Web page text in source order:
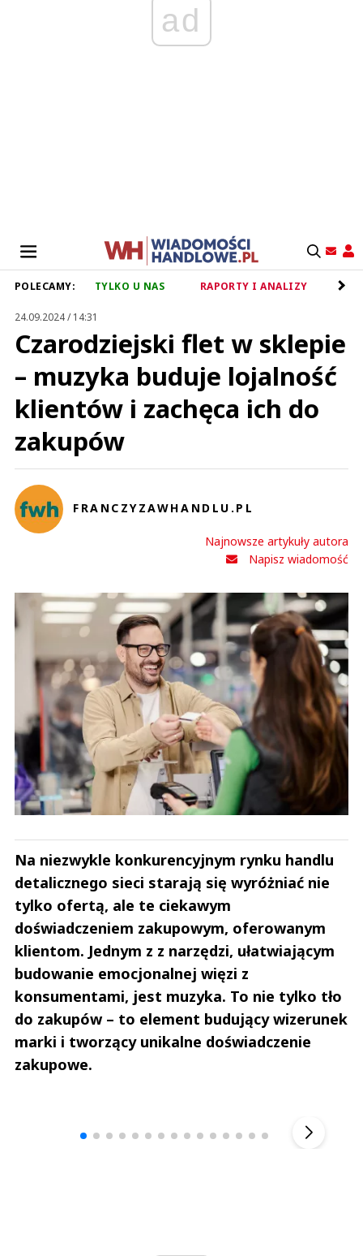
ad
POLECAMY: TYLKO U NAS RAPORTY I ANALIZY
24.09.2024 / 14:31
Czarodziejski flet w sklepie
– muzyka buduje lojalność
klientów i zachęca ich do
zakupów
FRANCZYZAWHANDLU.PL
Najnowsze artykuły autora
Napisz wiadomość
Na niezwykle konkurencyjnym rynku handlu
detalicznego sieci starają się wyróżniać nie
tylko ofertą, ale te ciekawym
doświadczeniem zakupowym, oferowanym
klientom. Jednym z z narzędzi, ułatwiającym
budowanie emocjonalnej więzi z
konsumentami, jest muzyka. To nie tylko tło
do zakupów – to element budujący wizerunek
marki i tworzący unikalne doświadczenie
zakupowe.